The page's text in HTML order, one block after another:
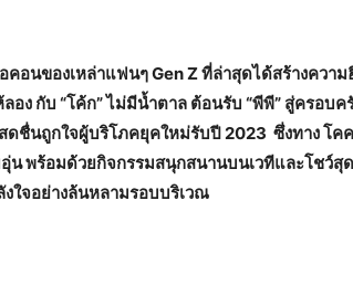
อนของเหล่าแฟนๆ Gen Z ที่ล่าสุดได้สร้างความ
ง กับ “โค้ก” ไม่มีน้ำตาล ต้อนรับ “พีพี” สู่ครอบค
ดชื่นถูกใจผู้บริโภคยุคใหม่รับปี 2023 ซึ่งทาง โค
น พร้อมด้วยกิจกรรมสนุกสนานบนเวทีและโชว์สุด
ใจอย่างล้นหลามรอบบริเวณ